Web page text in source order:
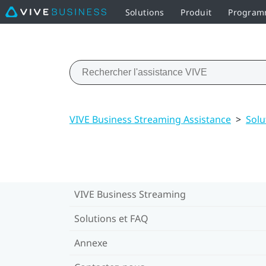
Solutions Produit
VIVE Business Streaming Assistance >
VIVE Business Streaming
Solutions et FAQ
Annexe